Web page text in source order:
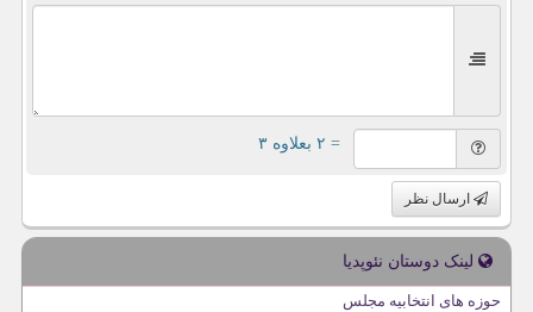
= ۲ بعلاوه ۳
ارسال نظر
لینک دوستان نئوپدیا
حوزه های انتخابیه مجلس